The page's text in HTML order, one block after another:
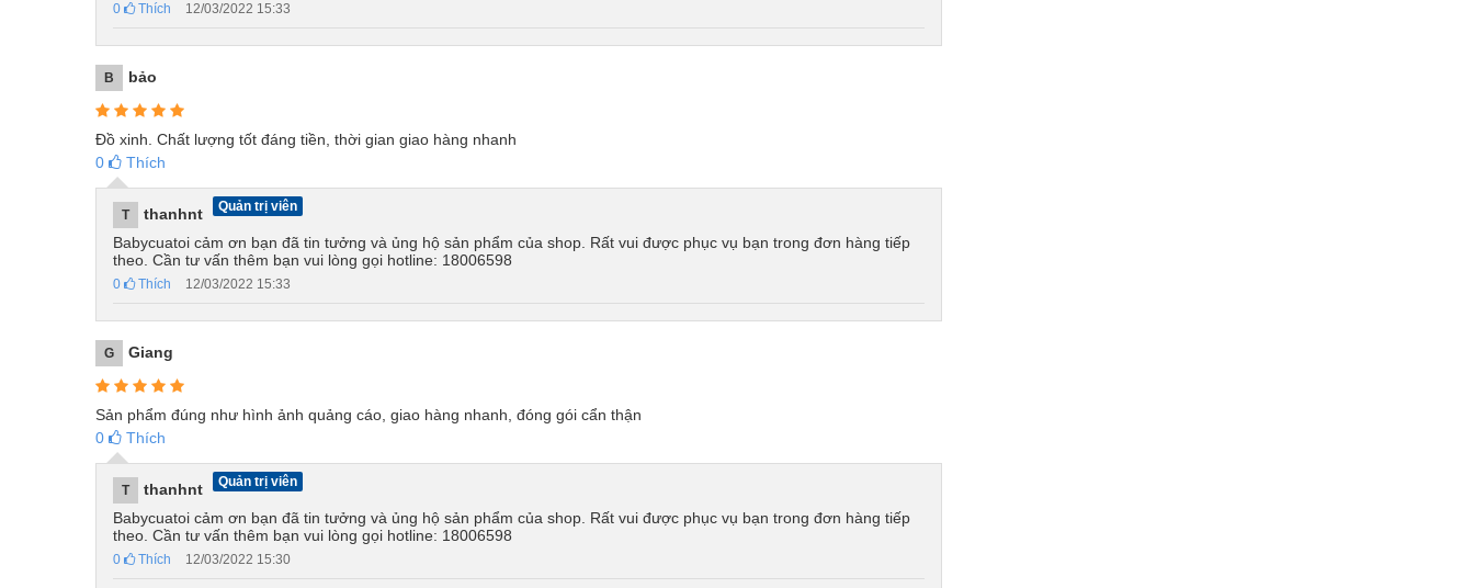
0 Thích 12/03/2022 15:33
B bảo
Đồ xinh. Chất lượng tốt đáng tiền, thời gian giao hàng nhanh
0
Thích
T thanhnt Quản trị viên
Babycuatoi cảm ơn bạn đã tin tưởng và ủng hộ sản phẩm của shop. Rất vui được phục vụ bạn trong đơn hàng tiếp
theo. Cần tư vấn thêm bạn vui lòng gọi hotline: 18006598
0 Thích 12/03/2022 15:33
G Giang
Sản phẩm đúng như hình ảnh quảng cáo, giao hàng nhanh, đóng gói cẩn thận
0
Thích
T thanhnt Quản trị viên
Babycuatoi cảm ơn bạn đã tin tưởng và ủng hộ sản phẩm của shop. Rất vui được phục vụ bạn trong đơn hàng tiếp
theo. Cần tư vấn thêm bạn vui lòng gọi hotline: 18006598
0 Thích 12/03/2022 15:30